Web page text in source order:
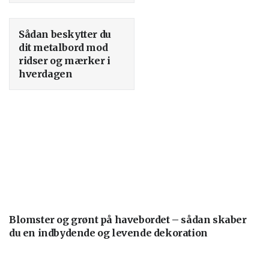
Sådan beskytter du
dit metalbord mod
ridser og mærker i
hverdagen
Blomster og grønt på havebordet – sådan skaber
du en indbydende og levende dekoration